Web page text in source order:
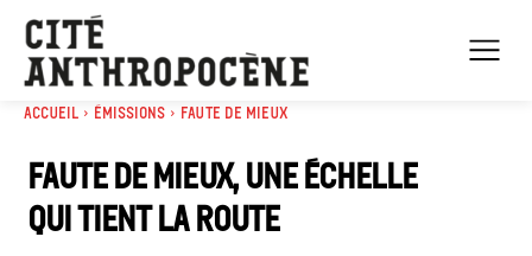
Accueil Émissions Faute de mieux
Faute de mieux, une échelle
qui tient la route